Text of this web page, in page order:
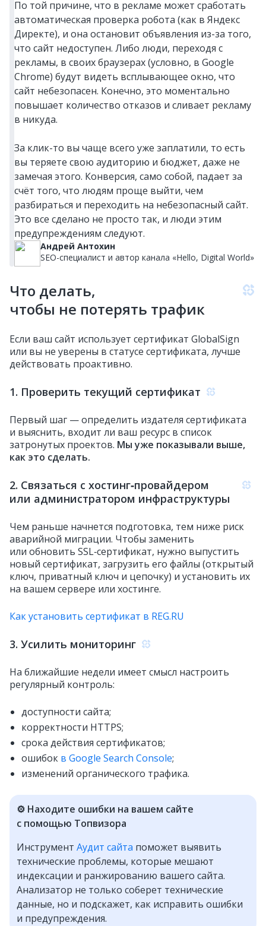
По той причине, что в рекламе может сработать
автоматическая проверка робота (как в Яндекс
Директе), и она остановит объявления из-за того,
что сайт недоступен. Либо люди, переходя с
рекламы, в своих браузерах (условно, в Google
Chrome) будут видеть всплывающее окно, что
сайт небезопасен. Конечно, это моментально
повышает количество отказов и сливает рекламу
в никуда.
За клик-то вы чаще всего уже заплатили, то есть
вы теряете свою аудиторию и бюджет, даже не
замечая этого. Конверсия, само собой, падает за
счёт того, что людям проще выйти, чем
разбираться и переходить на небезопасный сайт.
Это все сделано не просто так, и люди этим
предупреждениям следуют.
Андрей Антохин
SEO-специалист и автор канала «Hello, Digital World»
Что делать,
чтобы не потерять трафик
Если ваш сайт использует сертификат GlobalSign
или вы не уверены в статусе сертификата, лучше
действовать проактивно.
1. Проверить текущий сертификат
Первый шаг — определить издателя сертификата
и выяснить, входит ли ваш ресурс в список
затронутых проектов. Мы уже показывали выше,
как это сделать.
2. Связаться с хостинг‑провайдером
или администратором инфраструктуры
Чем раньше начнется подготовка, тем ниже риск
аварийной миграции. Чтобы заменить
или обновить SSL‑сертификат, нужно выпустить
новый сертификат, загрузить его файлы (открытый
ключ, приватный ключ и цепочку) и установить их
на вашем сервере или хостинге.
Как установить сертификат в REG.RU
3. Усилить мониторинг
На ближайшие недели имеет смысл настроить
регулярный контроль:
доступности сайта;
корректности HTTPS;
срока действия сертификатов;
ошибок в Google Search Console;
изменений органического трафика.
⚙️ Находите ошибки на вашем сайте
с помощью Топвизора
Инструмент Аудит сайта поможет выявить
технические проблемы, которые мешают
индексации и ранжированию вашего сайта.
Анализатор не только соберет технические
данные, но и подскажет, как исправить ошибки
и предупреждения.